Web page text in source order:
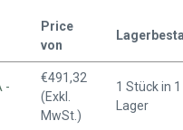
Price
von
-
€491,32
(Exkl.
MwSt.)
1 Stück in 1
Lager